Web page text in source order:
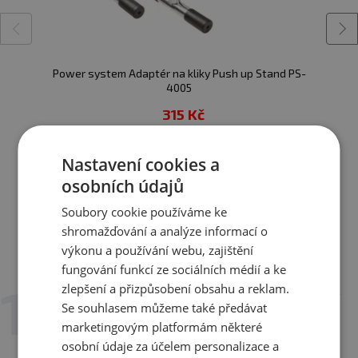
• Barva: žluto / černí viz. foto
Power system Adaptér na kliky Push up Stand PS-
4005
315 Kč
Zobrazit všechny produkty v akci
Recenze Hodnotili již 2 zákazníci
9. 10. 2021 v 11:57
Nastavení cookies a
osobních údajů
Soubory cookie používáme ke
shromažďování a analýze informací o
výkonu a používání webu, zajištění
fungování funkcí ze sociálních médií a ke
zlepšení a přizpůsobení obsahu a reklam.
Se souhlasem můžeme také předávat
marketingovým platformám některé
osobní údaje za účelem personalizace a